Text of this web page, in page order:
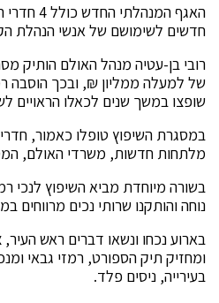
האגף
חדשים לשימושם של אנשי הנהלת
רובי בן-עטיה מנהל האולם הותיק
של למעלה ממליון ₪, ובכך
שופצו במשך שנים לכאלו הראויים
במסגרת השיפוץ טופלו כאמור,
מלתחות חדשות, משרדי האולם,
בשורה מיוחדת מביא השיפוץ לנכי
נוחה והותקנו שרותי נכים מרווחים
בארוע נכחו ונשאו דברים ראש
ומחזיק תיק הספורט, רמזי גבאי
בעירייה, ניסים פלד.